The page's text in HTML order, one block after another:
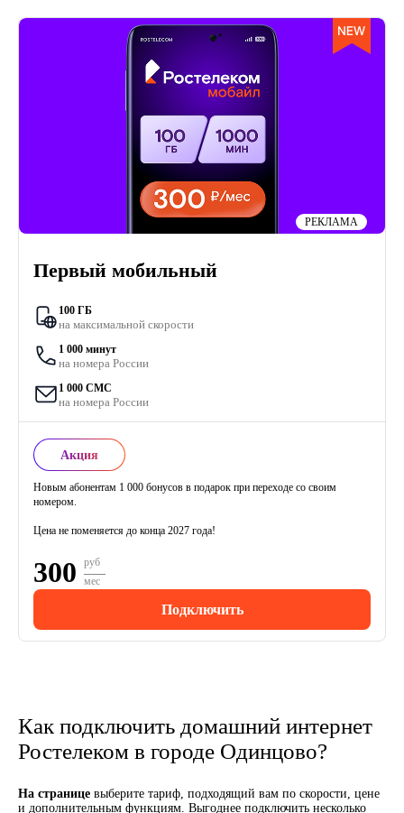
Первый мобильный
100 ГБ
на максимальной скорости
1 000 минут
на номера России
1 000 СМС
на номера России
Акция
Новым абонентам 1 000 бонусов в подарок при переходе со своим
номером.
Цена не поменяется до конца 2027 года!
300
руб
мес
Подключить
РЕКЛАМА
Как подключить домашний интернет
Ростелеком в городе Одинцово?
На странице выберите тариф, подходящий вам по скорости, цене
и дополнительным функциям. Выгоднее подключить несколько